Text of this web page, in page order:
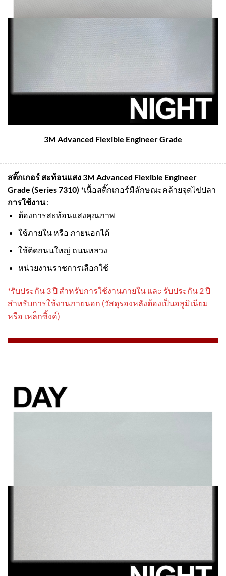
3M Advanced Flexible Engineer Grade
สติ๊กเกอร์ สะท้อนแสง 3M Advanced Flexible Engineer
Grade (Series 7310) *เนื้อสติ๊กเกอร์มีลักษณะคล้ายจุดไข่ปลา
การใช้งาน:
ต้องการสะท้อนแสงคุณภาพ
ใช้ภายใน หรือ ภายนอกได้
ใช้ติดถนนใหญ่ ถนนหลวง
หน่วยงานราชการเลือกใช้
*รับประกัน 3 ปี สําหรับการใช้งานภายใน และ รับประกัน 2 ปี
สําหรับการใช้งานภายนอก (วัสดุรองหลังต้องเป็นอลูมิเนียม
หรือ เหล็กซิ้งค์)